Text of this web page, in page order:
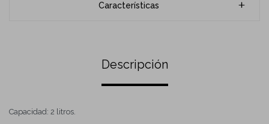
Características
Descripción
Capacidad: 2 litros.